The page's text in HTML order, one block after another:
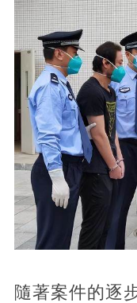
隨著案件的逐